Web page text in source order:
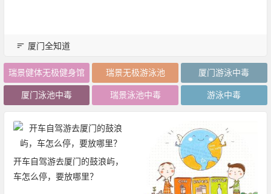
厦门全知道
瑞景健体无极健身馆 瑞景无极游泳池 厦门游泳中毒
厦门泳池中毒 瑞景泳池中毒 游泳中毒
开车自驾游去厦门的鼓浪屿，
车怎么停，要放哪里？